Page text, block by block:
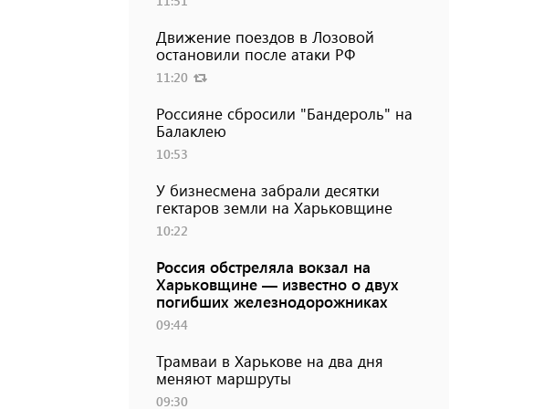
Движение поездов в Лозовой
остановили после атаки РФ
11:20
Россияне сбросили "Бандероль" на
Балаклею
10:53
У бизнесмена забрали десятки
гектаров земли на Харьковщине
10:22
Россия обстреляла вокзал на
Харьковщине — известно о двух
погибших железнодорожниках
09:44
Трамваи в Харькове на два дня
меняют маршруты
09:30